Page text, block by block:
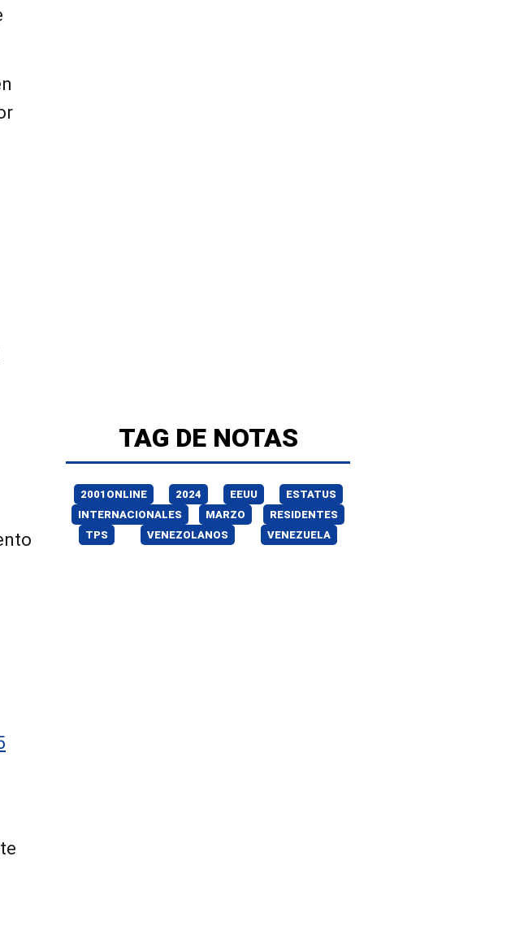
TAG DE NOTAS
2001ONLINE 2024 EEUU
ESTATUS
INTERNACIONALES
MARZO
RESIDENTES
TPS
VENEZOLANOS VENEZUELA